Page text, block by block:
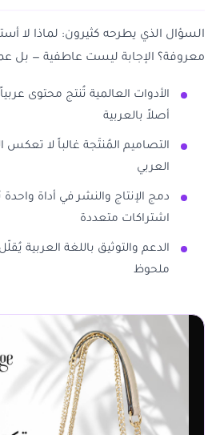
السؤال الذي يطرحه كثيرون: لماذا لا
معروفة؟ الإجابة ليست عاطفية — بل
الأدوات العالمية تُنتج محتوى
أصلاً بالعربية
التصاميم المُنتَجة غالباً لا تعكس
العربي
دمج الإنتاج والنشر في أداة واحدة
اشتراكات متعددة
الدعم والتوثيق باللغة العربية
ملحوظ